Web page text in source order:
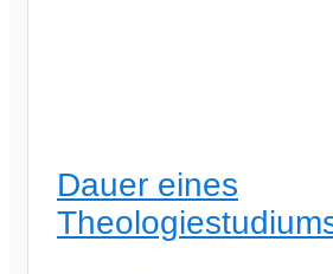
Dauer eines